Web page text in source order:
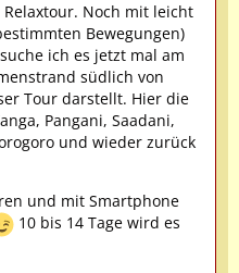
Noch mit leicht
Bewegungen)
ich es jetzt mal am
südlich von
Tour darstellt. Hier die
Pangani, Saadani,
und wieder zurück
und mit Smartphone
10 bis 14 Tage wird es